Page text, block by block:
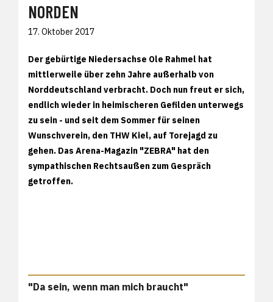
NORDEN
17. Oktober 2017
Der gebürtige Niedersachse Ole Rahmel hat
mittlerweile über zehn Jahre außerhalb von
Norddeutschland verbracht. Doch nun freut er sich,
endlich wieder in heimischeren Gefilden unterwegs
zu sein - und seit dem Sommer für seinen
Wunschverein, den THW Kiel, auf Torejagd zu
gehen. Das Arena-Magazin "ZEBRA" hat den
sympathischen Rechtsaußen zum Gespräch
getroffen.
"Da sein, wenn man mich braucht"